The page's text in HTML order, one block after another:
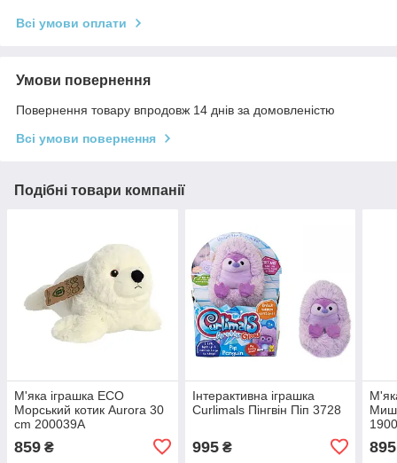
Всі умови оплати
Умови повернення
Повернення товару впродовж 14 днів за домовленістю
Всі умови повернення
Подібні товари компанії
М'яка іграшка ECO
Морський котик Aurora 30
cm 200039A
859 ₴
Інтерактивна іграшка
Curlimals Пінгвін Піп 3728
995₴ 895